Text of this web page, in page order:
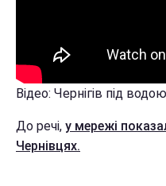
Відео: Чернігів під
До речі, у мережі
Чернівцях.